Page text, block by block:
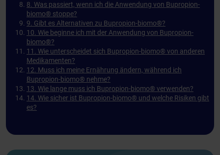
8. Was passiert, wenn ich die Anwendung von Bupropion-
biomo® stoppe?
9. Gibt es Alternativen zu Bupropion-biomo®?
10. Wie beginne ich mit der Anwendung von Bupropion-
biomo®?
11. Wie unterscheidet sich Bupropion-biomo® von anderen
Medikamenten?
12. Muss ich meine Ernährung ändern, während ich
Bupropion-biomo® nehme?
13. Wie lange muss ich Bupropion-biomo® verwenden?
14. Wie sicher ist Bupropion-biomo® und welche Risiken gibt
es?